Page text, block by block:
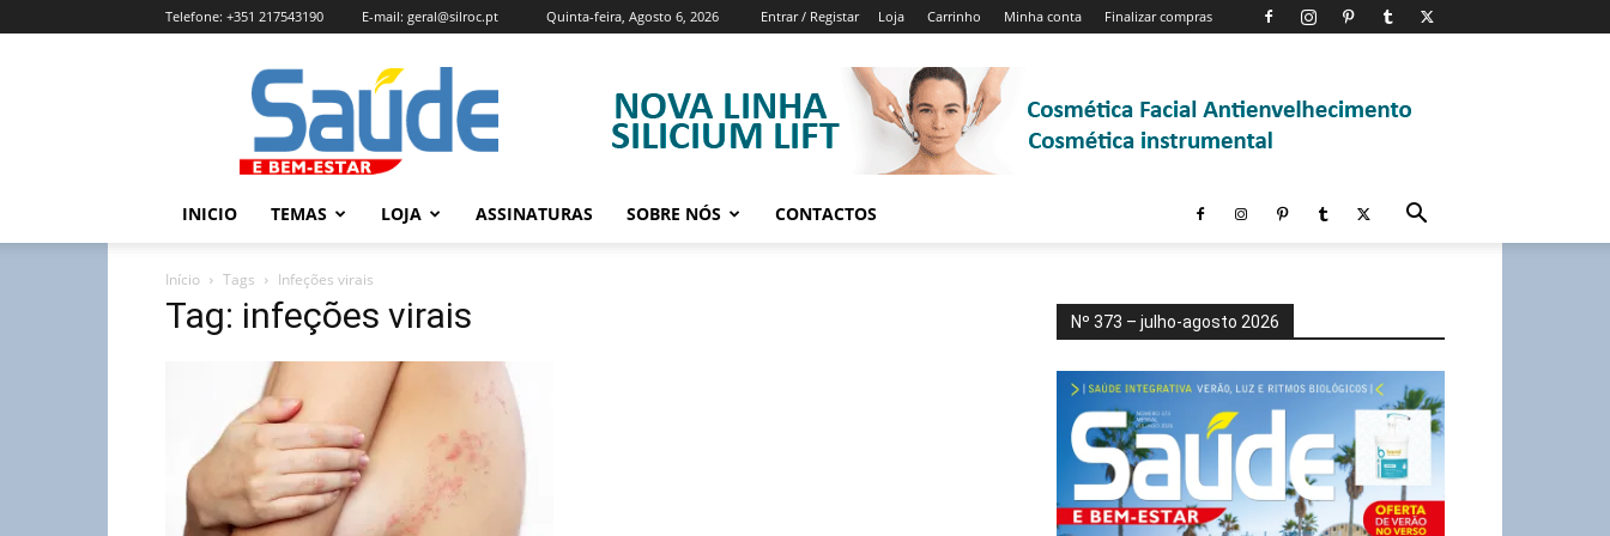
Quinta-feira, Agosto 6, 2026 Entrar / Registar Loja Carrinho Minha conta Finalizar compras
Telefone: +351 217543190 E-mail: geral@silroc.pt
Revista
Saúde
e
Bem
Estar
Edição
INICIO TEMAS LOJA ASSINATURAS SOBRE NÓS CONTACTOS
Início Tags Infeções virais
Tag: infeções virais Nº 373 – julho-agosto 2026